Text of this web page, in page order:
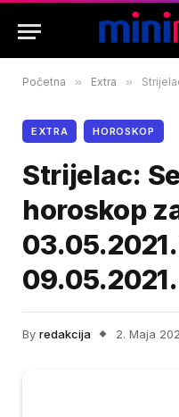
Početna » Extra » Strijelac:
EXTRA HOROSKOP
Strijelac:
horoskop
09.05.2021.
By redakcija 2. Maja